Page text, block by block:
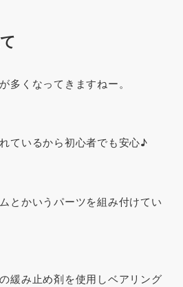
多くなってきますねー。
ているから初心者でも安心♪
とかいうパーツを組み付けてい
緩み止め剤を使用しベアリング